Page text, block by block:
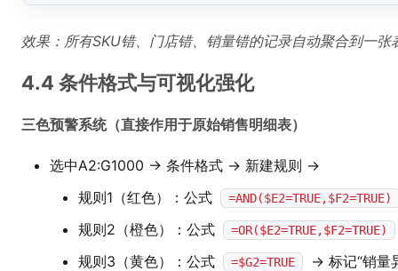
效果：所有SKU错、门店错、销量错的记录自动聚合到一张
4.4 条件格式与可视化强化
三色预警系统（直接作用于原始销售明细表）
选中A2:G1000 → 条件格式 → 新建规则 →
规则1（红色）：公式
=AND($E2=TRUE,$F2=TRUE)
规则2（橙色）：公式 =OR($E2=TRUE,$F2=TRUE)
规则3（黄色）：公式 =$G2=TRUE
→ 标记“销量